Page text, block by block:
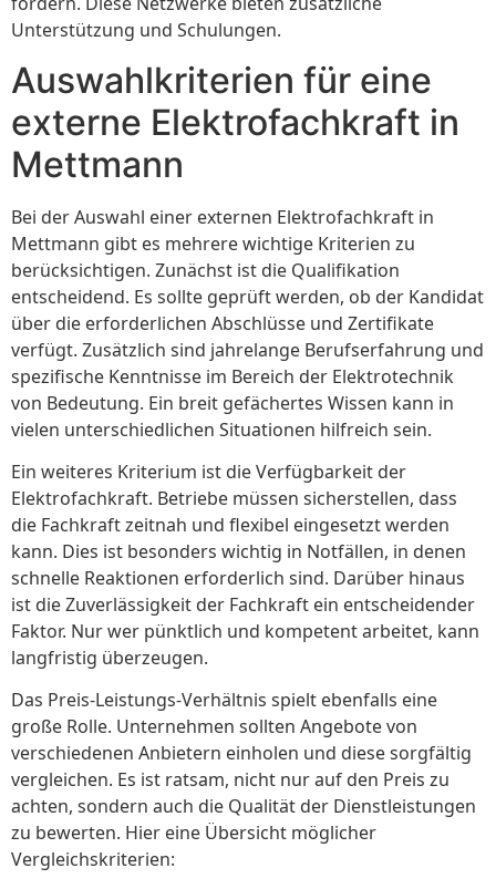
Unterstützung und Schulungen.
Auswahlkriterien für eine
externe Elektrofachkraft in
Mettmann
Bei der Auswahl einer externen Elektrofachkraft in
Mettmann gibt es mehrere wichtige Kriterien zu
berücksichtigen. Zunächst ist die Qualifikation
entscheidend. Es sollte geprüft werden, ob der Kandidat
über die erforderlichen Abschlüsse und Zertifikate
verfügt. Zusätzlich sind jahrelange Berufserfahrung und
spezifische Kenntnisse im Bereich der Elektrotechnik
von Bedeutung. Ein breit gefächertes Wissen kann in
vielen unterschiedlichen Situationen hilfreich sein.
Ein weiteres Kriterium ist die Verfügbarkeit der
Elektrofachkraft. Betriebe müssen sicherstellen, dass
die Fachkraft zeitnah und flexibel eingesetzt werden
kann. Dies ist besonders wichtig in Notfällen, in denen
schnelle Reaktionen erforderlich sind. Darüber hinaus
ist die Zuverlässigkeit der Fachkraft ein entscheidender
Faktor. Nur wer pünktlich und kompetent arbeitet, kann
langfristig überzeugen.
Das Preis-Leistungs-Verhältnis spielt ebenfalls eine
große Rolle. Unternehmen sollten Angebote von
verschiedenen Anbietern einholen und diese sorgfältig
vergleichen. Es ist ratsam, nicht nur auf den Preis zu
achten, sondern auch die Qualität der Dienstleistungen
zu bewerten. Hier eine Übersicht möglicher
Vergleichskriterien: